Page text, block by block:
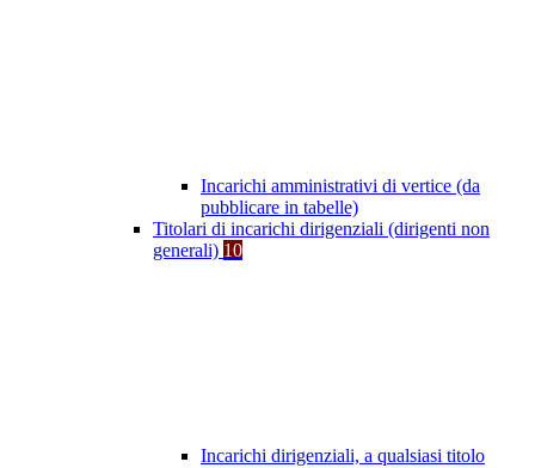
Incarichi amministrativi di vertice (da
pubblicare in tabelle)
Titolari di incarichi dirigenziali (dirigenti non
generali) 10
Incarichi dirigenziali, a qualsiasi titolo